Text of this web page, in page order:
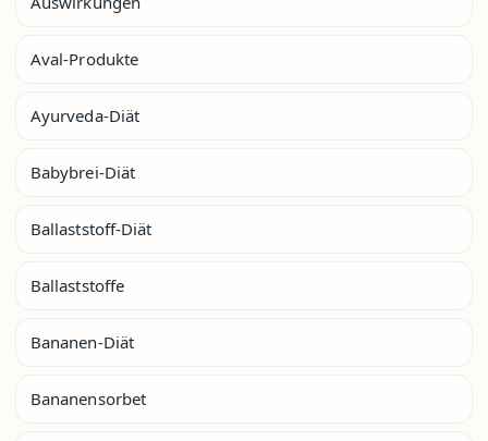
Aval-Produkte
Ayurveda-Diät
Babybrei-Diät
Ballaststoff-Diät
Ballaststoffe
Bananen-Diät
Bananensorbet